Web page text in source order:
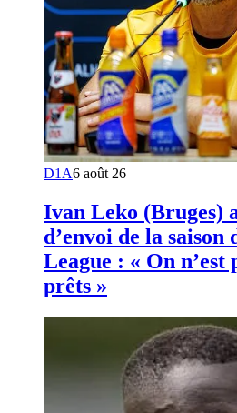
D1A6 août 26
Ivan Leko (Bruges)
d’envoi de la saison
League : « On n’est
prêts »